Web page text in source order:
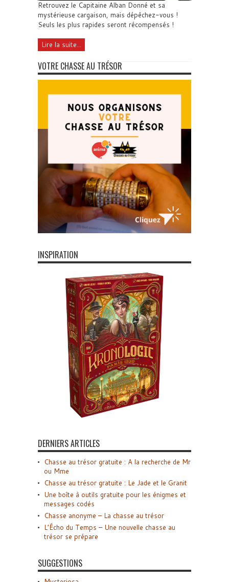
Retrouvez le Capitaine Alban Donné et sa
mystérieuse cargaison, mais dépêchez-vous !
Seuls les plus rapides seront récompensés !
Lire la suite...
VOTRE CHASSE AU TRÉSOR
INSPIRATION
DERNIERS ARTICLES
Chasse au trésor gratuite : A la recherche de Mr
ou Mme
Chasse au trésor gratuite : Le Jade et le Granit
Une boîte à outils gratuite pour les énigmes et
messages codés
Chasse anonyme – La chasse au trésor
L’Écho du Temps – Une nouvelle chasse au
trésor se prépare
SUGGESTIONS